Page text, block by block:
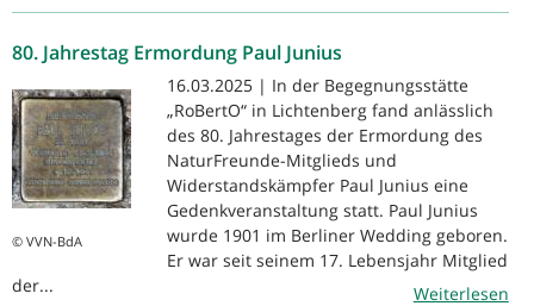
80. Jahrestag Ermordung Paul Junius
© VVN-BdA
16.03.2025 | In der Begegnungsstätte
„RoBertO“ in Lichtenberg fand anlässlich
des 80. Jahrestages der Ermordung des
NaturFreunde-Mitglieds und
Widerstandskämpfer Paul Junius eine
Gedenkveranstaltung statt. Paul Junius
wurde 1901 im Berliner Wedding geboren.
Er war seit seinem 17. Lebensjahr Mitglied
der...
Weiterlesen